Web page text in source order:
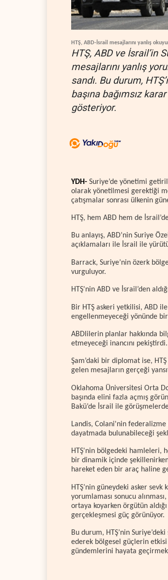
HTŞ, ABD-İsrail mesajlarını yanlış
HTŞ, ABD ve İsrail’in
mesajlarını yanlış
sandı. Bu durum,
başına bağımsız
gösteriyor.
YDH- Suriye’de yönetimi
olarak yönetilmesi gerektiği
çatışmalar sonrası ülkenin
HTŞ, hem ABD hem de
Bu anlayış, ABD’nin Suriye
açıklamaları ile İsrail ile
Barrack, Suriye’nin özerk
vurguluyor.
HTŞ'nin ABD ve İsrail’den
Bir HTŞ askeri yetkilisi, ABD ile
engellenmeyeceği yönünde bir
ABDlilerin planlar hakkında
etmeyeceği inancını pekiştirdi.
Şam’daki bir diplomat ise,
gelen mesajların gerçeği
Oklahoma Üniversitesi Orta
başında elini fazla açmış
Bakü’de İsrail ile
Landis, Colani'nin federalizme
dayatmada bulunabileceği
HTŞ'nin bölgedeki hamleleri,
bir dinamik içinde
hareket eden bir araç haline
HTŞ’nin güneydeki asker sevk
yorumlaması sonucu
ortaya koyarken örgütün
gerçekleşmesi güç görünüyor.
Bu durum, HTŞ’nin
ederek bölgesel güçlerin
gündemlerini hayata